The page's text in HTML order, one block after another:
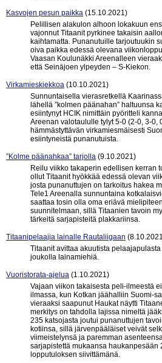
Kasvojen pesun paikka (15.10.2021)
Pelillisen alakulon alhoon lokakuun
vajonnut Titaanit pyrkinee takaisin
kaihtamatta. Punanutuille tarjoutuukin
oiva paikka edessä olevana
Vaasan Koulunäkki Areenalleen
että Seinäjoen ylpeyden – S-Kiekon.
Virkamieskiekkoa (10.10.2021)
Sunnuntaisella vierasretkellä
lähellä ”kolmen päänahan” haltuunsa
esiintynyt HCIK nimittäin pyöritteli
Areenan valotaululle tylyt 5-0 (2-0, 3-0,
hämmästyttävän virkamiesmäisesti
esiintyneistä punanutuista.
”Kolme päänahkaa” tarjolla (9.10.2021)
Reilu viikko takaperin edellisen kerran
ollut Titaanit hyökkää edessä olevan
josta punanuttujen on tarkoitus hakea
Tele1 Areenalla sunnuntaina
saattaa tosin olla oma eriävä
suunnitelmaan, sillä Titaanien tavoin
tärkeitä sarjapisteitä plakkariinsa.
Titaanipelaajia lainalle Rautaliigaan
Titaanit avittaa akuutista
joukolla lainamiehiä.
Vuoristorata-ajelua (1.10.2021)
Vajaan viikon takaisesta peli-ilmeestä
ilmassa, kun Kotkan jäähalliin Suomi-
vieraaksi saapunut Haukat näytti
merkitys on tahdolla lajissa nimeltä
235 katsojasta joutui punanuttujen
kotiinsa, sillä järvenpääläiset veivät
viimeistelynsä ja paremman
sarjapistettä mukaansa haukanpesään
lopputuloksen siivittämänä.